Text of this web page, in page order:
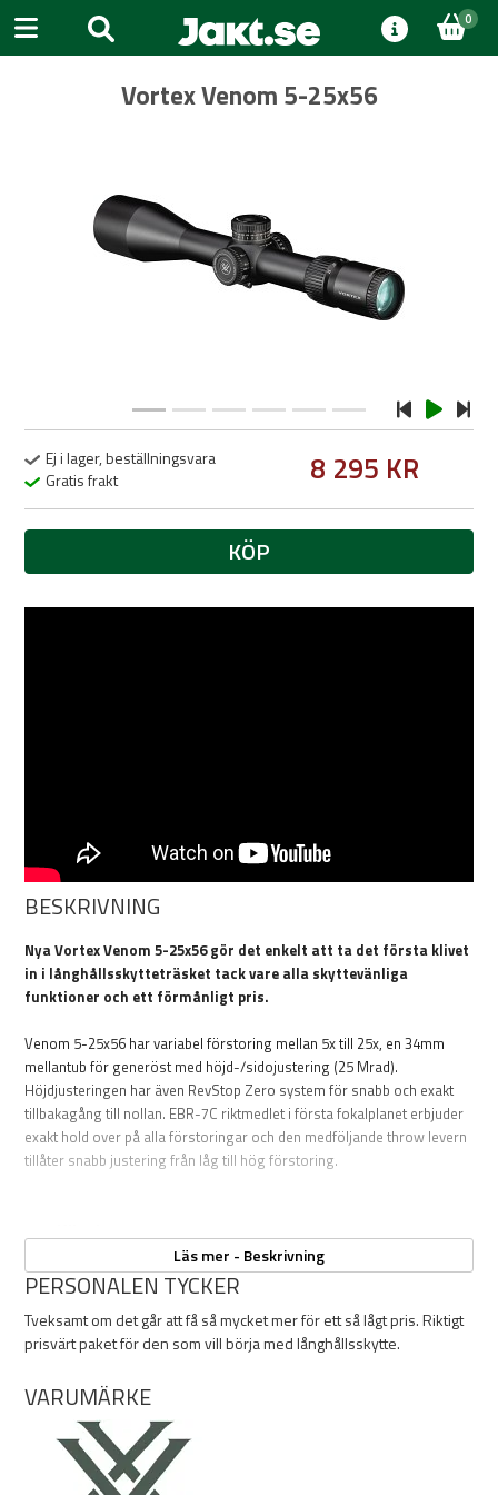
0
Vortex Venom 5-25x56
Ej i lager, beställningsvara
Gratis frakt
8 295 KR
KÖP
BESKRIVNING
Nya Vortex Venom 5-25x56 gör det enkelt att ta det första klivet
in i långhållsskytteträsket tack vare alla skyttevänliga
funktioner och ett förmånligt pris.
Venom 5-25x56 har variabel förstoring mellan 5x till 25x, en 34mm
mellantub för generöst med höjd-/sidojustering (25 Mrad).
Höjdjusteringen har även RevStop Zero system för snabb och exakt
tillbakagång till nollan. EBR-7C riktmedlet i första fokalplanet erbjuder
exakt hold over på alla förstoringar och den medföljande throw levern
tillåter snabb justering från låg till hög förstoring.
EBR-7C riktmedel i första fokalplanet (FFP) Obelyst
34mm mellantub, mer justermån för de långa skotten
Revstop, snabb och enkel zero stop
Synfält 100m: 5x: 7,07 m 25x:1,57 m
Ögonavstånd: 91,4 mm
Parallaxjustering: Ja, från 13 meter till oändlighet
Träfflägesjustering 100 m: 0,1 mrad(1 cm per klick@100
meter)
Justerområde, höjd: 25 mrad (250cm/100m)
Antal mrad per varv:10
Läs mer - Beskrivning
PERSONALEN TYCKER
Tveksamt om det går att få så mycket mer för ett så lågt pris. Riktigt
prisvärt paket för den som vill börja med långhållsskytte.
VARUMÄRKE